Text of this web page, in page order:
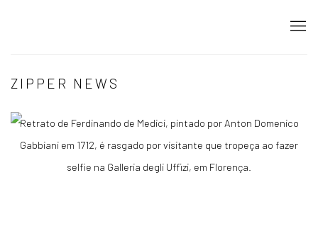
ZIPPER NEWS
Retrato de Ferdinando de Medici, pintado por Anton Domenico
Gabbiani em 1712, é rasgado por visitante que tropeça ao fazer
selfie na Galleria degli Uffizi, em Florença.